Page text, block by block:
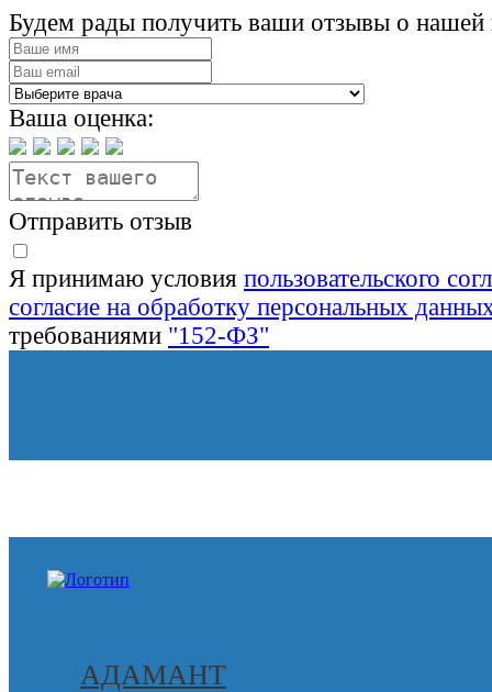
Будем рады получить ваши отзывы о нашей
Ваша оценка:
Отправить отзыв
Я принимаю условия пользовательского
согласие на обработку персональных
требованиями "152-ФЗ"
АДАМАНТ